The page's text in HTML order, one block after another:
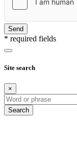
Send
* required fields
Site search
×
Search